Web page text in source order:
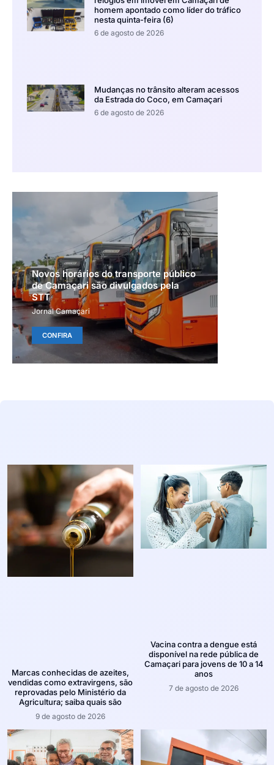
homem apontado como líder do tráfico
nesta quinta-feira (6)
6 de agosto de 2026
Mudanças no trânsito alteram acessos
da Estrada do Coco, em Camaçari
6 de agosto de 2026
Novos horários do transporte público
de Camaçari são divulgados pela
STT
Jornal Camaçari
CONFIRA
Marcas conhecidas de azeites,
vendidas como extravirgens, são
reprovadas pelo Ministério da
Agricultura; saiba quais são
9 de agosto de 2026
Vacina contra a dengue está
disponível na rede pública de
Camaçari para jovens de 10 a 14
anos
7 de agosto de 2026